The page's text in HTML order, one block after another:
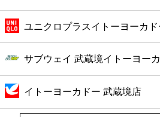
ユニクロプラスイトーヨーカ
サブウェイ 武蔵境イトーヨー
イトーヨーカドー 武蔵境店